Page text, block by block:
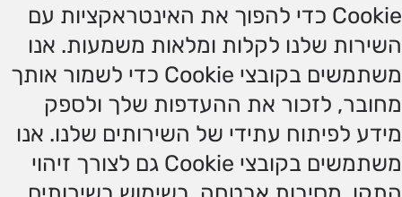
Cookie כדי להפוך את האינטראקציות עם
השירות שלנו לקלות ומלאות משמעות. אנו
משתמשים בקובצי Cookie כדי לשמור אותך
מחובר, לזכור את ההעדפות שלך ולספק
מידע לפיתוח עתידי של השירותים שלנו. אנו
משתמשים בקובצי Cookie גם לצורך זיהוי